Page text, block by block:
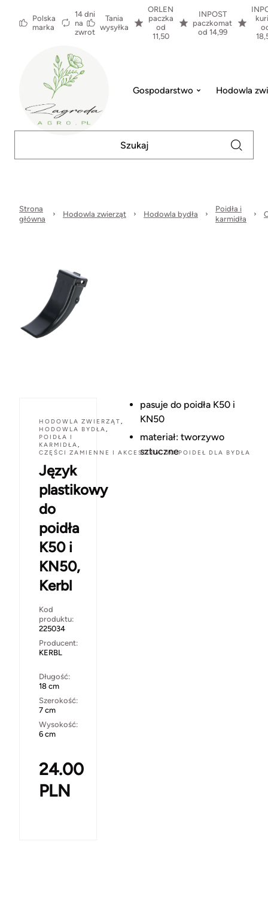
Polska
marka
14 dni
na
zwrot
Tania
wysyłka
ORLEN
paczka
od
11,50
INPOST
paczkomat
od 14,99
Gospodarstwo Hodowla
Strona
główna
Hodowla zwierząt Hodowla bydła
Poidła i
karmidła
HODOWLA ZWIERZĄT,
HODOWLA BYDŁA,
POIDŁA I
KARMIDŁA,
CZĘŚCI ZAMIENNE I AKCESORIA DO POIDEŁ DLA BYDŁA
Język
plastikowy
do
poidła
K50 i
KN50,
Kerbl
Kod
produktu:
225034
Producent:
KERBL
Długość:
18 cm
Szerokość:
7 cm
Wysokość:
6 cm
24.00
PLN
pasuje do poidła K50 i
KN50
materiał: tworzywo
sztuczne